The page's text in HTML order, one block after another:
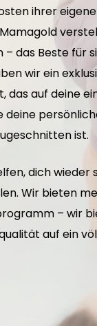
ihrer
– das Beste für
wir ein
das auf deine
deine
ist.
dich wieder
Wir bieten
– wir
auf ein